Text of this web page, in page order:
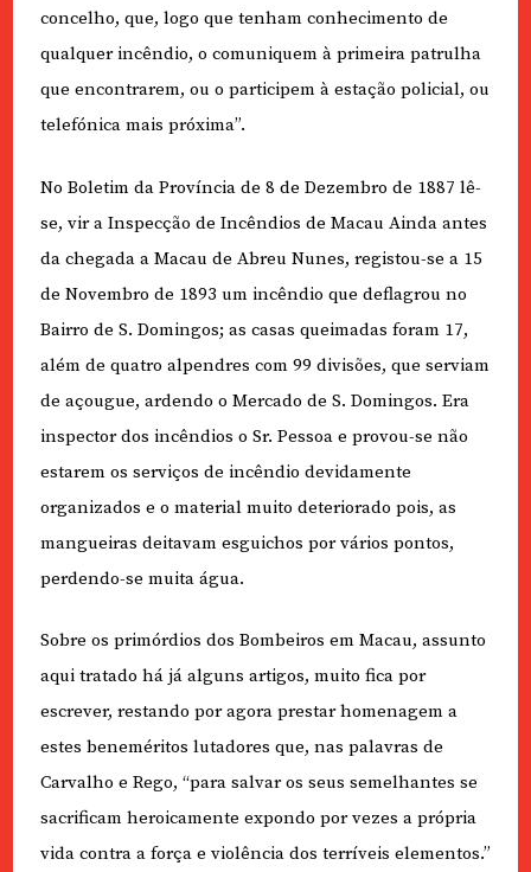
concelho, que, logo que tenham conhecimento de
qualquer incêndio, o comuniquem à primeira patrulha
que encontrarem, ou o participem à estação policial, ou
telefónica mais próxima”.
No Boletim da Província de 8 de Dezembro de 1887 lê-
se, vir a Inspecção de Incêndios de Macau Ainda antes
da chegada a Macau de Abreu Nunes, registou-se a 15
de Novembro de 1893 um incêndio que deflagrou no
Bairro de S. Domingos; as casas queimadas foram 17,
além de quatro alpendres com 99 divisões, que serviam
de açougue, ardendo o Mercado de S. Domingos. Era
inspector dos incêndios o Sr. Pessoa e provou-se não
estarem os serviços de incêndio devidamente
organizados e o material muito deteriorado pois, as
mangueiras deitavam esguichos por vários pontos,
perdendo-se muita água.
Sobre os primórdios dos Bombeiros em Macau, assunto
aqui tratado há já alguns artigos, muito fica por
escrever, restando por agora prestar homenagem a
estes beneméritos lutadores que, nas palavras de
Carvalho e Rego, “para salvar os seus semelhantes se
sacrificam heroicamente expondo por vezes a própria
vida contra a força e violência dos terríveis elementos.”